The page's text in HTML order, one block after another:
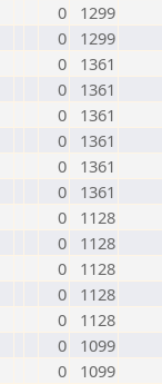
0
1299
0
1299
0
1361
0
1361
0
1361
0
1361
0
1361
0
1361
0
1128
0
1128
0
1128
0
1128
0
1128
0
1099
0
1099